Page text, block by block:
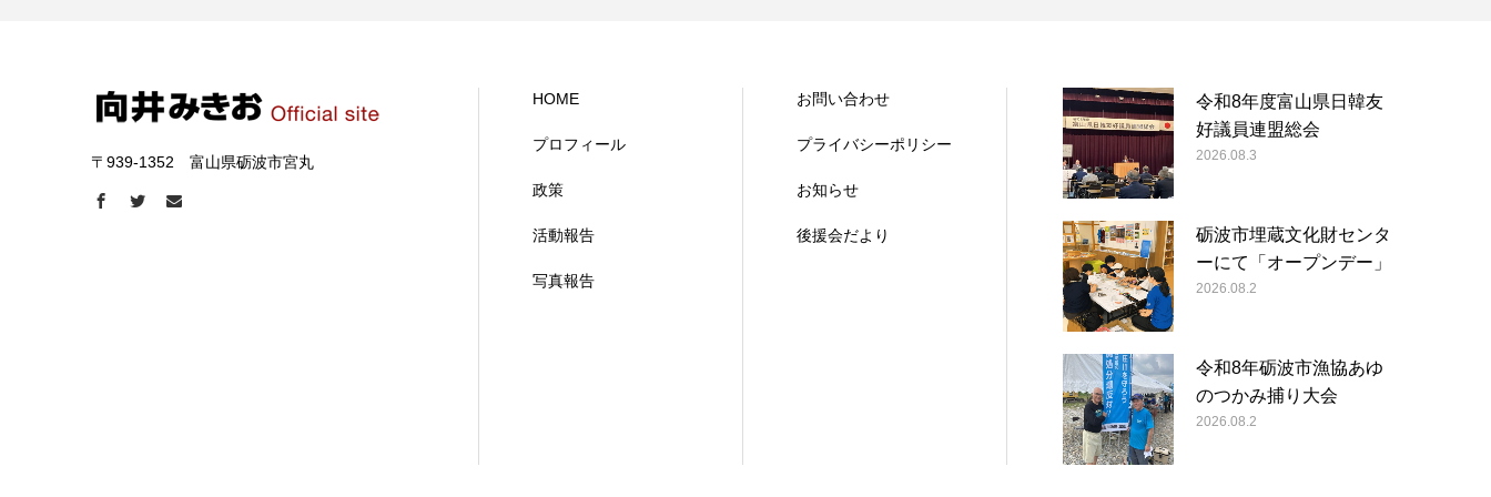
〒939-1352 富山県砺波市宮丸
HOME
プロフィール
政策
活動報告
写真報告
お問い合わせ
プライバシーポリシー
お知らせ
後援会だより
令和8年度富山県日韓友
好議員連盟総会
2026.08.3
砺波市埋蔵文化財センタ
ーにて「オープンデー」
2026.08.2
令和8年砺波市漁協あゆ
のつかみ捕り大会
2026.08.2